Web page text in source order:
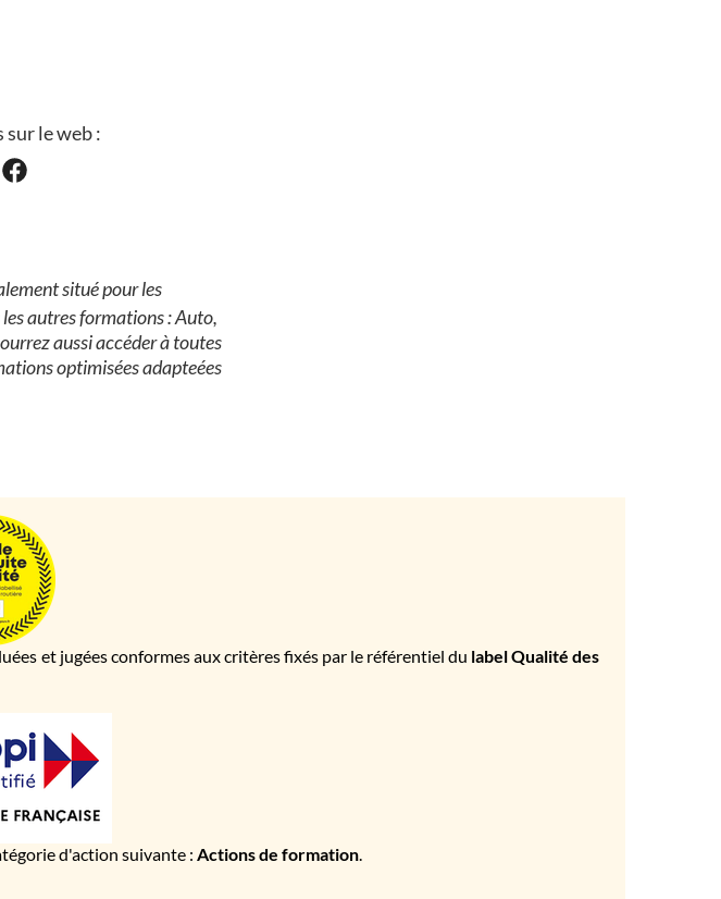
sur le web :
situé pour les
autres formations : Auto,
aussi accéder à toutes
optimisées adapteées
et jugées conformes aux critères fixés par le référentiel du label Qualité des
d'action suivante : Actions de formation.